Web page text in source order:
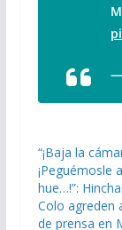
—
“¡Baja la
¡Peguémosle
hue…!”:
Colo agreden
de prensa en